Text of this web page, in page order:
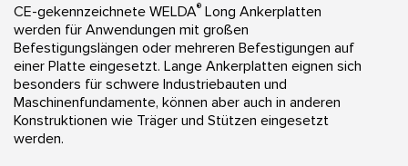
CE-gekennzeichnete WELDA® Long Ankerplatten
werden für Anwendungen mit großen
Befestigungslängen oder mehreren Befestigungen auf
einer Platte eingesetzt. Lange Ankerplatten eignen sich
besonders für schwere Industriebauten und
Maschinenfundamente, können aber auch in anderen
Konstruktionen wie Träger und Stützen eingesetzt
werden.